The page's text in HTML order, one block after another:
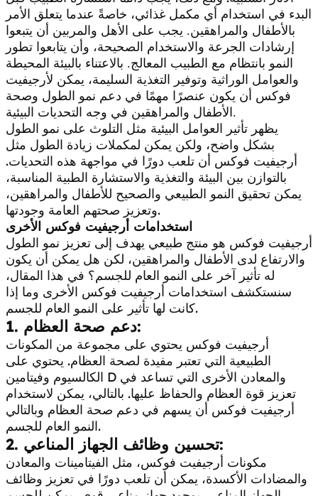
البدء في استخدام أي مكمل غذائي، خاصةً عندما يتعلق الأمر
بالأطفال والمراهقين. يجب على الأهل والمربين أن يتبعوا
إرشادات الجرعة والاستخدام الصحيحة، وأن يتابعوا تطور
النمو بانتظام مع الطبيب المعالج. بالاعتناء بالبيئة المحيطة
والعوامل الوراثية وتوفير التغذية السليمة، يمكن لأرجيفيت
فوكس أن يكون عنصرًا مهمًا في دعم نمو الطول وصحة
الأطفال والمراهقين في وجه التحديات البيئية.
يظهر تأثير العوامل البيئية مثل التلوث على نمو الطول
بشكل واضح، ولكن يمكن لمكملات زيادة الطول مثل
أرجيفيت فوكس أن تلعب دورًا في مواجهة هذه التحديات.
بالتوازن بين البيئة والتغذية والاستشارة الطبية المناسبة،
يمكن تحقيق النمو الطبيعي والصحيح للأطفال والمراهقين،
وتعزيز صحتهم العامة وجودتها.
استخدامات أرجيفيت فوكس الأخرى
أرجيفيت فوكس هو منتج طبيعي يهدف إلى تعزيز نمو الطول
والارتفاع لدى الأطفال والمراهقين، لكن هل يمكن أن يكون
له تأثير آخر على النمو العام للجسم؟ في هذا المقال،
سنستكشف استخدامات أرجيفيت فوكس الأخرى وما إذا
كانت لها تأثير على النمو العام للجسم.
1. دعم صحة العظام:
أرجيفيت فوكس يحتوي على مجموعة من المكونات
الطبيعية التي تعتبر مفيدة لصحة العظام. يحتوي على
الكالسيوم وفيتامين D والمعادن الأخرى التي تساعد في
تعزيز قوة العظام والحفاظ عليها. بالتالي، يمكن لاستخدام
أرجيفيت فوكس أن يسهم في دعم صحة العظام وبالتالي
النمو العام للجسم.
2. تحسين وظائف الجهاز المناعي:
مكونات أرجيفيت فوكس، مثل الفيتامينات والمعادن
والمضادات الأكسدة، يمكن أن تلعب دورًا في تعزيز وظائف